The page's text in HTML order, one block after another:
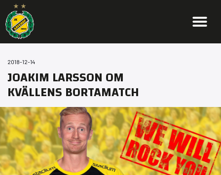
2018-12-14
JOAKIM LARSSON OM
KVÄLLENS BORTAMATCH